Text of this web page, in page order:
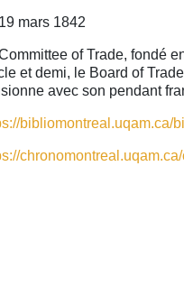
mars 1842
of Trade, fondé
et demi, le Board of
avec son pendant
bibliomontreal.uqam.ca/